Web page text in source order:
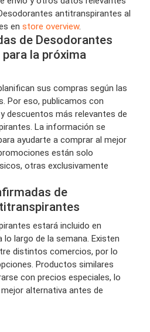
antitranspirantes al
en store overview.
de Desodorantes
la próxima
sus compras según las
Por eso, publicamos con
descuentos más relevantes de
La información se
ayudarte a comprar al mejor
están solo
otras exclusivamente
de
estará incluido en
largo de la semana. Existen
distintos comercios, por lo
Productos similares
con precios especiales, lo
alternativa antes de